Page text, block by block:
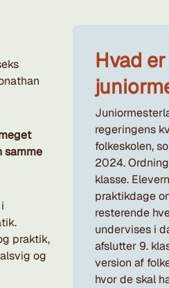
samme
praktik,
og
Hvad er
regeringens
folkeskolen,
2024.
klasse.
praktikdage
resterende
undervises i
afslutter 9.
version af
hvor de skal